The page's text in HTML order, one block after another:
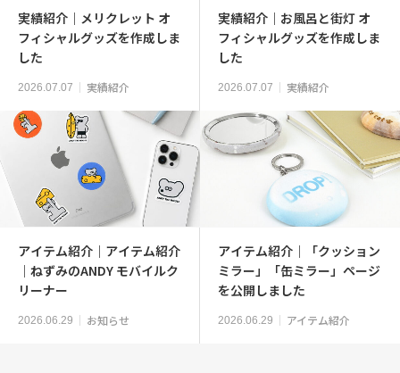
実績紹介｜メリクレット オ
フィシャルグッズを作成しま
した
2026.07.07 実績紹介
実績紹介｜お風呂と街灯 オ
フィシャルグッズを作成しま
した
2026.07.07 実績紹介
アイテム紹介｜アイテム紹介
｜ねずみのANDY モバイルク
リーナー
2026.06.29 お知らせ
アイテム紹介｜「クッション
ミラー」「缶ミラー」ページ
を公開しました
2026.06.29 アイテム紹介